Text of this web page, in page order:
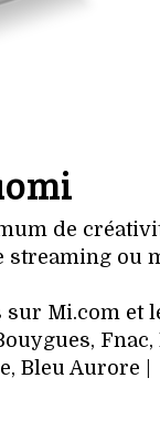
de
streaming ou
sur Mi.com et
Bleu Aurore |